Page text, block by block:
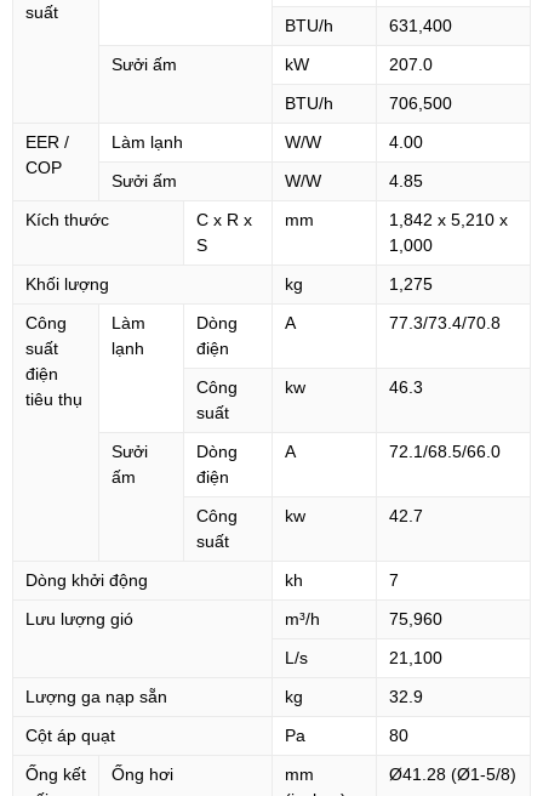
suất
BTU/h
631,400
Sưởi ấm
kW
207.0
BTU/h
706,500
EER /
COP
Làm lạnh W/W
4.00
Sưởi ấm
W/W
4.85
Kích thước
C x R x
S
mm
1,842 x 5,210 x
1,000
Khối lượng
kg
1,275
Công
suất
điện
tiêu thụ
Làm
lạnh
Dòng
điện
A 77.3/73.4/70.8
Công
suất
kw 46.3
Sưởi
ấm
Dòng
điện
A 72.1/68.5/66.0
Công
suất
kw 42.7
Dòng khởi động kh
7
Lưu lượng gió
m³/h
75,960
L/s
21,100
Lượng ga nạp sẵn
kg
32.9
Cột áp quạt
Pa
80
Ống kết
Ống hơi
mm
Ø41.28 (Ø1-5/8)